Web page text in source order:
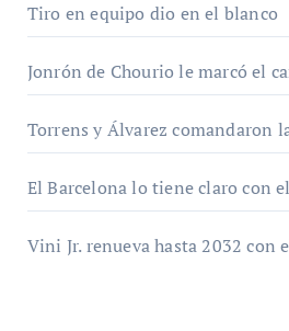
Tiro en equipo dio en el blanco
Jonrón de Chourio le marcó el
Torrens y Álvarez comandaron
El Barcelona lo tiene claro con el
Vini Jr. renueva hasta 2032 con